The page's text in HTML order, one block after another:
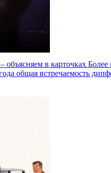
объясняем в карточках Более
общая встречаемость